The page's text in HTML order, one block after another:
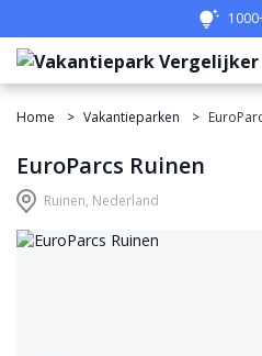
Home Vakantieparken
EuroParcs Ruinen
Ruinen, Nederland